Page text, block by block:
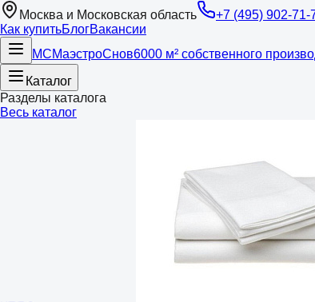
Москва и Московская область +7 (495) 902-71-
Как купитьБлогВакансии
МСМаэстроСнов6000 м² собственного
Каталог
Разделы каталога
Весь каталог